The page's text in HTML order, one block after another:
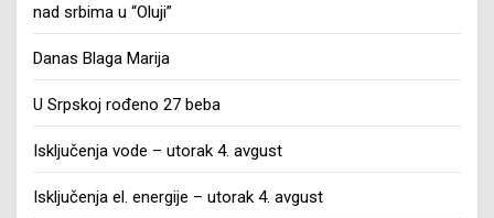
nad srbima u “Oluji”
Danas Blaga Marija
U Srpskoj rođeno 27 beba
Isključenja vode – utorak 4. avgust
Isključenja el. energije – utorak 4. avgust